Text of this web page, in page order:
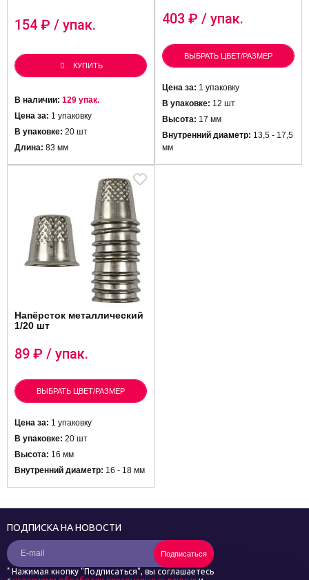
154 ₽ / упак.
КУПИТЬ
В наличии: 129 упак.
Цена за: 1 упаковку
В упаковке: 20 шт
Длина: 83 мм
403 ₽ / упак.
ВЫБРАТЬ ЦВЕТ/РАЗМЕР
Цена за: 1 упаковку
В упаковке: 12 шт
Высота: 17 мм
Внутренний диаметр: 13,5 - 17,5
мм
Напёрсток металлический
1/20 шт
89 ₽ / упак.
ВЫБРАТЬ ЦВЕТ/РАЗМЕР
Цена за: 1 упаковку
В упаковке: 20 шт
Высота: 16 мм
Внутренний диаметр: 16 - 18 мм
ПОДПИСКА НА НОВОСТИ
Подписаться
* Нажимая кнопку "Подписаться", вы соглашаетесь